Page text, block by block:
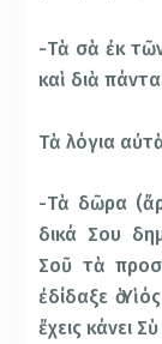
-Τὰ σὰ ἐκ
καὶ διὰ
Τὰ λόγια
-Τὰ δῶρα
δικά Σου
Σοῦ τὰ
ἐδίδαξε ὁ
ἔχεις κάνει